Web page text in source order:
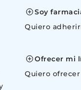
Soy
Quiero
Ofrecer mi
Quiero